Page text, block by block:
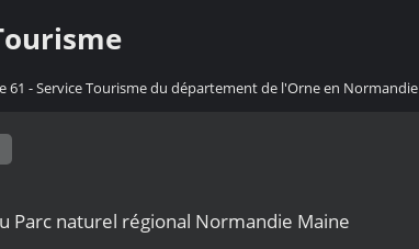
61 - Service Tourisme du département de l'Orne en Normandie
Parc naturel régional Normandie Maine